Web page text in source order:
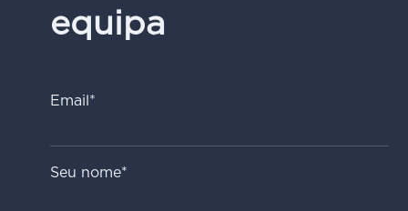
equipa
Email*
Seu nome*